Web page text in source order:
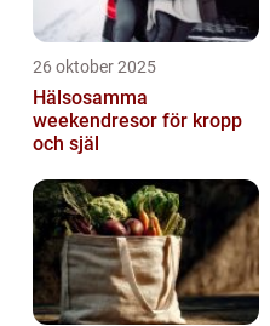
26 oktober 2025
Hälsosamma
weekendresor för kropp
och själ